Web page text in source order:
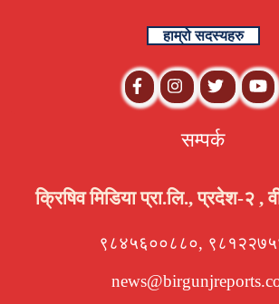
हाम्रो सदस्यहरु
सम्पर्क
क्रिषिव मिडिया प्रा.लि., प्रदेश-२ ,
९८४५६००८८०,